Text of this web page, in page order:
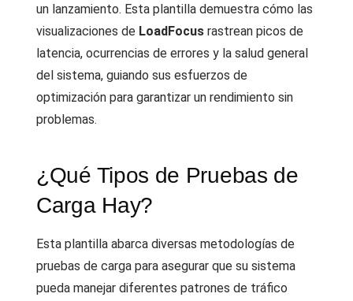
un lanzamiento. Esta plantilla demuestra cómo las
visualizaciones de LoadFocus rastrean picos de
latencia, ocurrencias de errores y la salud general
del sistema, guiando sus esfuerzos de
optimización para garantizar un rendimiento sin
problemas.
¿Qué Tipos de Pruebas de
Carga Hay?
Esta plantilla abarca diversas metodologías de
pruebas de carga para asegurar que su sistema
pueda manejar diferentes patrones de tráfico